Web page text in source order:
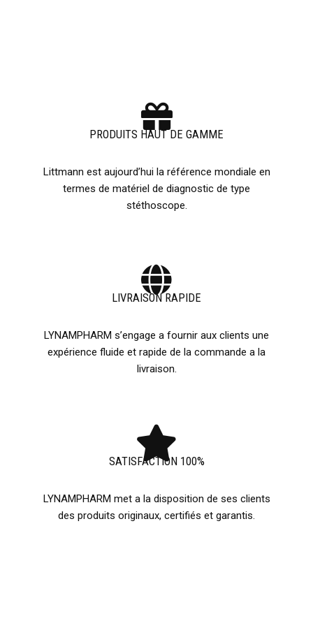
PRODUITS HAUT DE GAMME
Littmann est aujourd’hui la référence mondiale en
termes de matériel de diagnostic de type
stéthoscope.
LIVRAISON RAPIDE
LYNAMPHARM s’engage a fournir aux clients une
expérience fluide et rapide de la commande a la
livraison.
SATISFACTION 100%
LYNAMPHARM met a la disposition de ses clients
des produits originaux, certifiés et garantis.